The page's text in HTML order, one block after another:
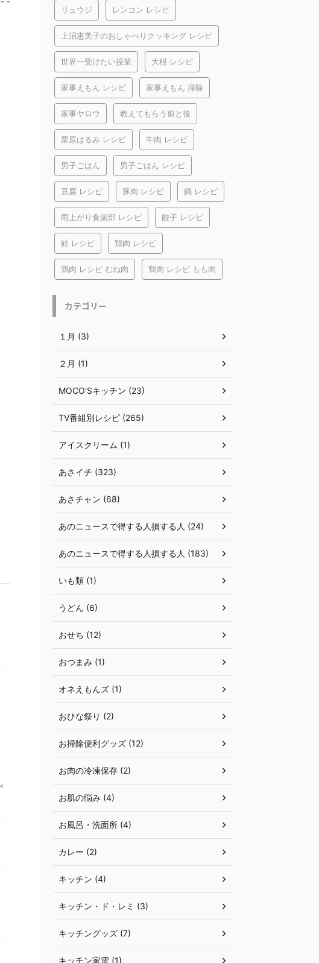
リュウジ レンコン レシピ
上沼恵美子のおしゃべりクッキング レシピ
世界一受けたい授業 大根 レシピ
家事えもん レシピ 家事えもん 掃除
家事ヤロウ 教えてもらう前と後
栗原はるみ レシピ 牛肉 レシピ
男子ごはん 男子ごはん レシピ
豆腐 レシピ 豚肉 レシピ 鍋 レシピ
雨上がり食楽部 レシピ 餃子 レシピ
鮭 レシピ 鶏肉 レシピ
鶏肉 レシピ むね肉 鶏肉 レシピ もも肉
カテゴリー
１月 (3)
２月 (1)
MOCO'Sキッチン (23)
TV番組別レシピ (265)
アイスクリーム (1)
あさイチ (323)
あさチャン (68)
あのニュースで得する人損する人 (24)
あのニュースで得する人損する人 (183)
いも類 (1)
うどん (6)
おせち (12)
おつまみ (1)
オネえもんズ (1)
おひな祭り (2)
お掃除便利グッズ (12)
お肉の冷凍保存 (2)
お肌の悩み (4)
お風呂・洗面所 (4)
カレー (2)
キッチン (4)
キッチン・ド・レミ (3)
キッチングッズ (7)
キッチン家電 (1)